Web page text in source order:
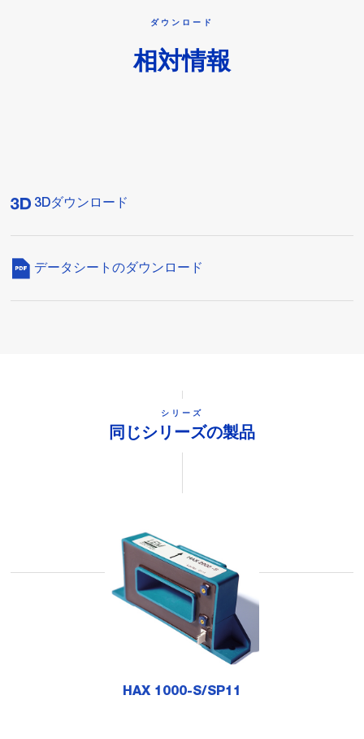
ダウンロード
相対情報
3Dダウンロード
データシートのダウンロード
シリーズ
同じシリーズの製品
HAX 1000-S/SP11